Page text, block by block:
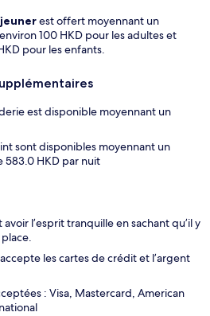
est offert moyennant un
100 HKD pour les adultes et
pour les enfants.
est disponible moyennant un
sont disponibles moyennant un
583.0 HKD par nuit
l’esprit tranquille en sachant qu’il y
les cartes de crédit et l’argent
: Visa, Mastercard, American